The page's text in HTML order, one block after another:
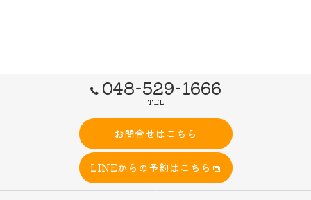
048-529-1666
TEL
お問合せはこちら
LINEからの予約はこちら